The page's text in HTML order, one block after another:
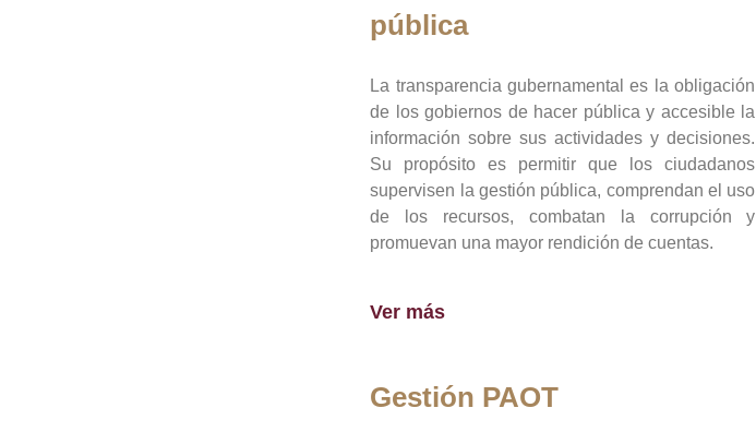
pública
La transparencia gubernamental es la obligación
de los gobiernos de hacer pública y accesible la
información sobre sus actividades y decisiones.
Su propósito es permitir que los ciudadanos
supervisen la gestión pública, comprendan el uso
de los recursos, combatan la corrupción y
promuevan una mayor rendición de cuentas.
Ver más
Gestión PAOT